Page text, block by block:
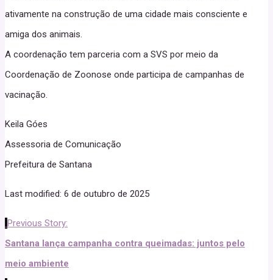
ativamente na construção de uma cidade mais consciente e
amiga dos animais.
A coordenação tem parceria com a SVS por meio da
Coordenação de Zoonose onde participa de campanhas de
vacinação.
Keila Góes
Assessoria de Comunicação
Prefeitura de Santana
Last modified: 6 de outubro de 2025
Previous Story:
Santana lança campanha contra queimadas: juntos pelo
meio ambiente